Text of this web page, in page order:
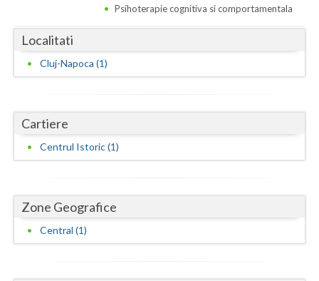
Dolj
Galati
Gorj
Harghita
Ialomita
Psihoterapie cognitiva si comportamentala
Localitati
Cluj-Napoca (1)
Cartiere
Centrul Istoric (1)
Zone Geografice
Central (1)